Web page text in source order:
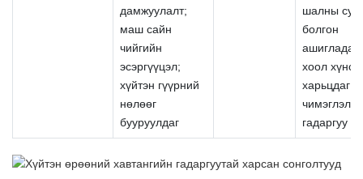
дамжуулалт;
маш сайн
чийгийн
эсэргүүцэл;
хүйтэн гүүрний
нөлөөг
бууруулдаг
шалны
болгон
ашигладаг;
хоол
харьцдаг
гадаргуу